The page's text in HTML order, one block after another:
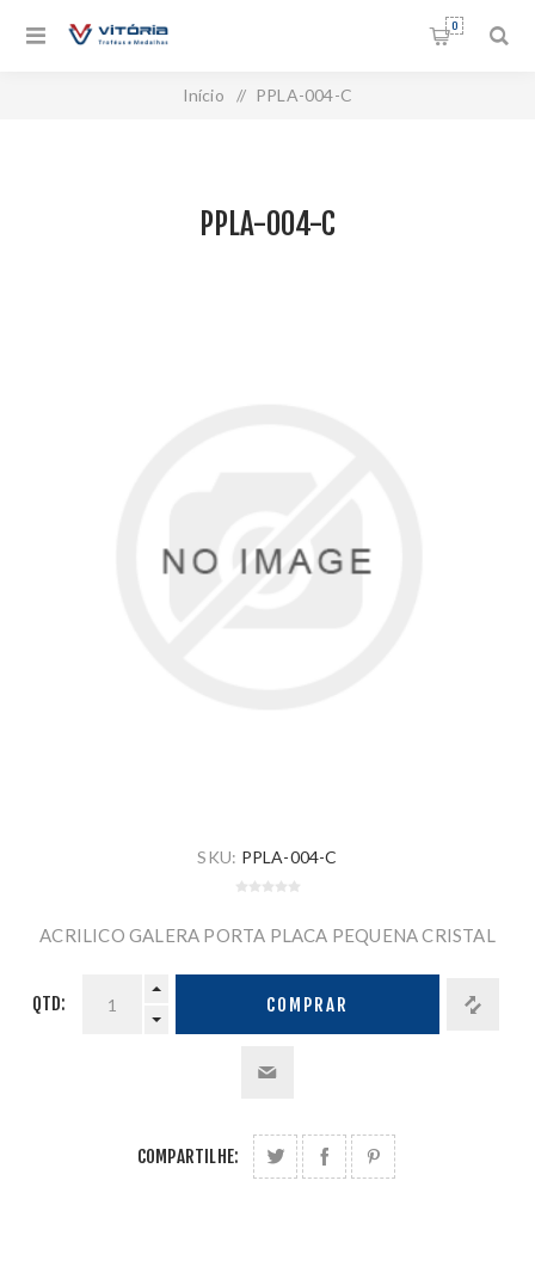
0
Início / PPLA-004-C
PPLA-004-C
SKU: PPLA-004-C
ACRILICO GALERA PORTA PLACA PEQUENA CRISTAL
QTD: COMPRAR
COMPARTILHE: